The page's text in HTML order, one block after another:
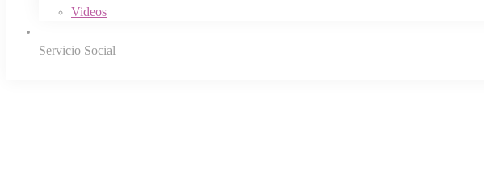
Videos
Servicio Social